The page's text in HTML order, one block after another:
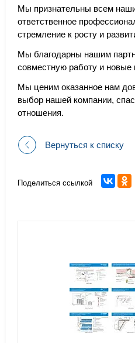
Мы признательны всем
ответственное
стремление к росту и
Мы благодарны нашим
совместную работу и
Мы ценим оказанное нам
выбор нашей компании,
отношения.
Вернуться к списку
Поделиться ссылкой